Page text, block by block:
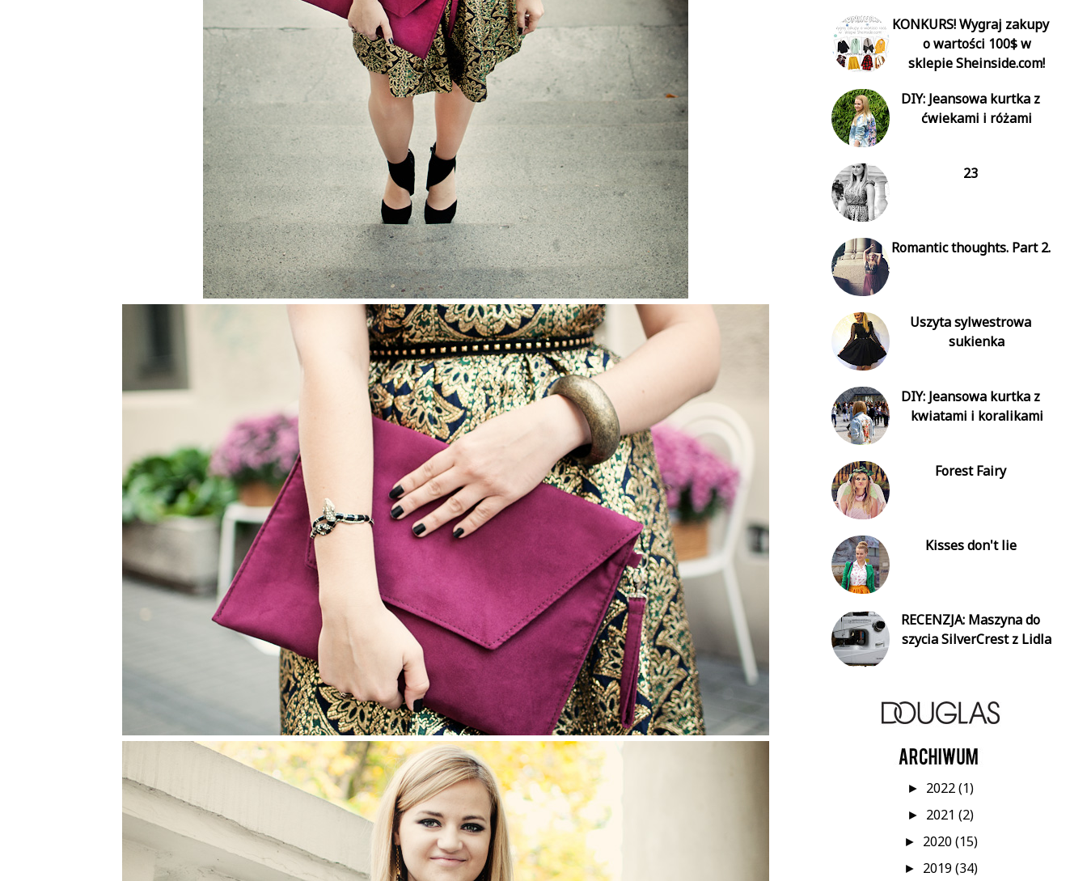
KONKURS! Wygraj zakupy
o wartości 100$ w
sklepie Sheinside.com!
DIY: Jeansowa kurtka z
ćwiekami i różami
23
Romantic thoughts. Part 2.
Uszyta sylwestrowa
sukienka
DIY: Jeansowa kurtka z
kwiatami i koralikami
Forest Fairy
Kisses don't lie
RECENZJA: Maszyna do
szycia SilverCrest z Lidla
► 2022(1)
► 2021(2)
► 2020(15)
► 2019(34)